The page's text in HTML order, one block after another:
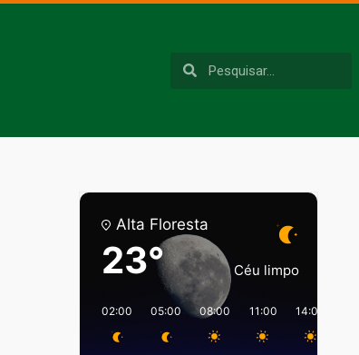
Alta Floresta
23° Céu limpo
02:00 05:00 08:00 11:00 14:00